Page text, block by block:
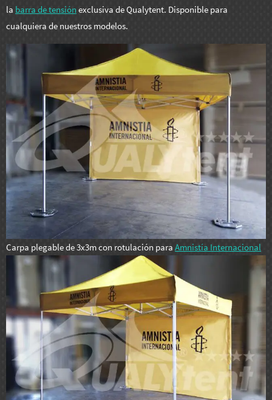
la barra de tensión exclusiva de Qualytent. Disponible para
cualquiera de nuestros modelos.
Carpa plegable de 3x3m con rotulación para Amnistía Internacional